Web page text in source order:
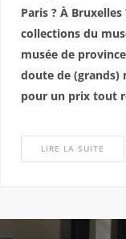
Paris ? À
collections du
musée de
doute de (grands)
pour un prix tout
LIRE LA SUITE